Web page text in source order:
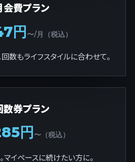
会費プラン
円〜/月（税込）
数もライフスタイルに合わせて。
数券プラン
円 〜（税込）
マイペースに続けたい方に。